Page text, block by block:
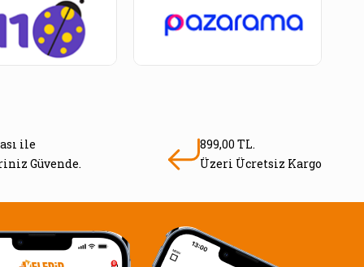
ile
Güvende.
899,00 TL.
Üzeri Ücretsiz Kargo